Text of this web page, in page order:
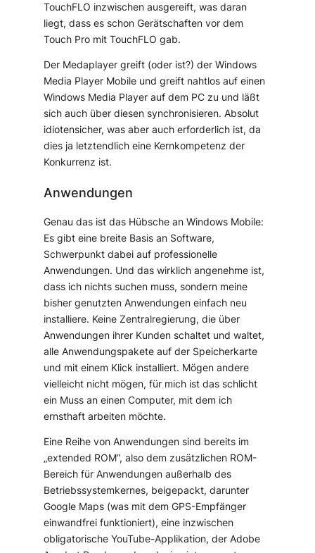
TouchFLO inzwischen ausgereift, was daran
liegt, dass es schon Gerätschaften vor dem
Touch Pro mit TouchFLO gab.
Der Medaplayer greift (oder ist?) der Windows
Media Player Mobile und greift nahtlos auf einen
Windows Media Player auf dem PC zu und läßt
sich auch über diesen synchronisieren. Absolut
idiotensicher, was aber auch erforderlich ist, da
dies ja letztendlich eine Kernkompetenz der
Konkurrenz ist.
Anwendungen
Genau das ist das Hübsche an Windows Mobile:
Es gibt eine breite Basis an Software,
Schwerpunkt dabei auf professionelle
Anwendungen. Und das wirklich angenehme ist,
dass ich nichts suchen muss, sondern meine
bisher genutzten Anwendungen einfach neu
installiere. Keine Zentralregierung, die über
Anwendungen ihrer Kunden schaltet und waltet,
alle Anwendungspakete auf der Speicherkarte
und mit einem Klick installiert. Mögen andere
vielleicht nicht mögen, für mich ist das schlicht
ein Muss an einen Computer, mit dem ich
ernsthaft arbeiten möchte.
Eine Reihe von Anwendungen sind bereits im
„extended ROM“, also dem zusätzlichen ROM-
Bereich für Anwendungen außerhalb des
Betriebssystemkernes, beigepackt, darunter
Google Maps (was mit dem GPS-Empfänger
einwandfrei funktioniert), eine inzwischen
obligatorische YouTube-Applikation, der Adobe